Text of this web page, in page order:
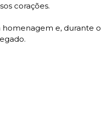
corações.
e, durante o